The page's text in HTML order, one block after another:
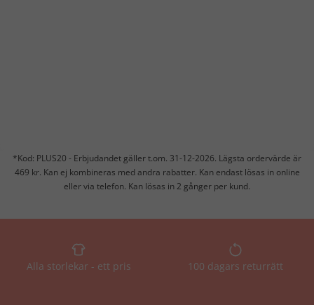
*Kod: PLUS20 - Erbjudandet gäller t.om. 31-12-2026. Lägsta ordervärde är
469 kr. Kan ej kombineras med andra rabatter. Kan endast lösas in online
eller via telefon. Kan lösas in 2 gånger per kund.
Alla storlekar - ett pris 100 dagars returrätt